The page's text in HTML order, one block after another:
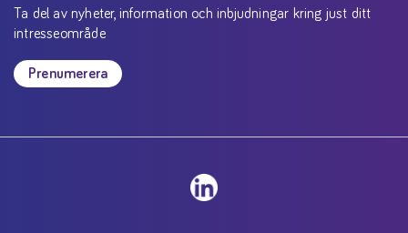
Ta del av nyheter, information och inbjudningar kring just ditt
intresseområde
Prenumerera